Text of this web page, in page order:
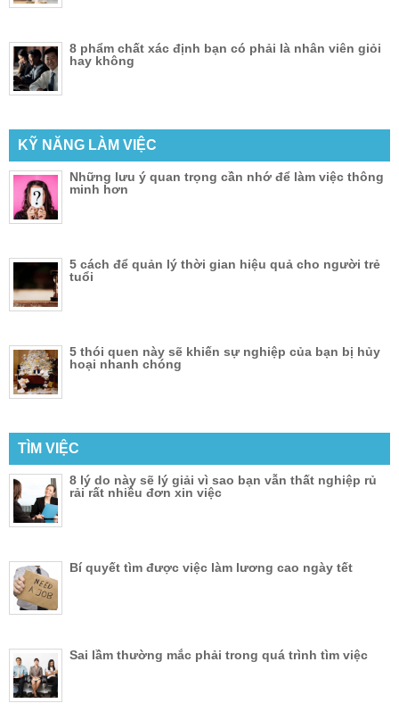
8 phẩm chất xác định bạn có phải là nhân viên giỏi
hay không
KỸ NĂNG LÀM VIỆC
Những lưu ý quan trọng cần nhớ để làm việc thông
minh hơn
5 cách để quản lý thời gian hiệu quả cho người trẻ
tuổi
5 thói quen này sẽ khiến sự nghiệp của bạn bị hủy
hoại nhanh chóng
TÌM VIỆC
8 lý do này sẽ lý giải vì sao bạn vẫn thất nghiệp rủ
rải rất nhiều đơn xin việc
Bí quyết tìm được việc làm lương cao ngày tết
Sai lầm thường mắc phải trong quá trình tìm việc